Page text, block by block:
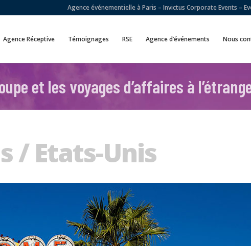
Agence événementielle à Paris – Invictus Corporate Events –
Agence Réceptive Témoignages RSE Agence d’événements Nous
et les voyages d’affaires à
/ Etats-Unis